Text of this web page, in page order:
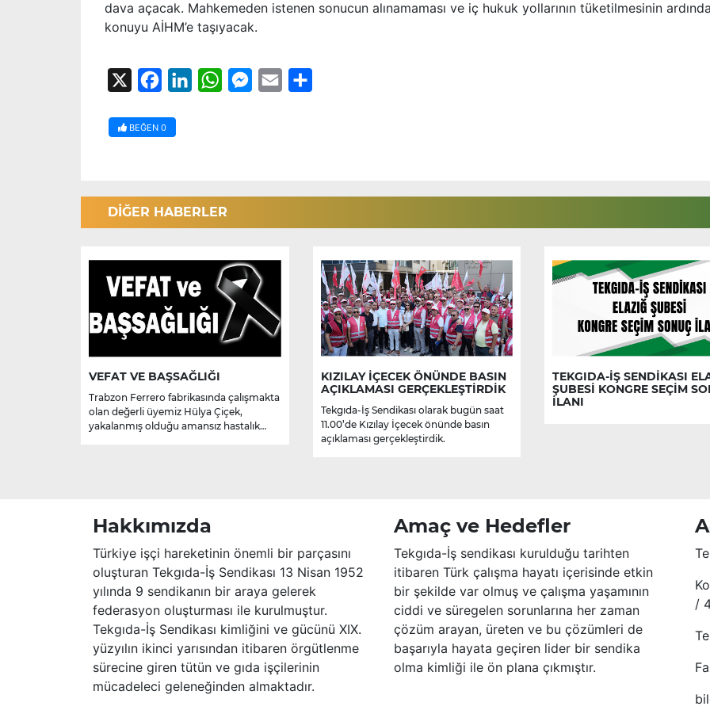
dava açacak. Mahkemeden istenen sonucun alınamaması ve iç hukuk yollarının tüketilmesinin
konuyu AİHM’e taşıyacak.
FacebookLinkedInWhatsAppMessenger
Email
BEĞEN 0
DİĞER HABERLER
VEFAT VE BAŞSAĞLIĞI
Trabzon Ferrero fabrikasında çalışmakta
olan değerli üyemiz Hülya Çiçek,
yakalanmış olduğu amansız hastalık
KIZILAY İÇECEK ÖNÜNDE BASIN
AÇIKLAMASI GERÇEKLEŞTİRDİK
Tekgıda-İş Sendikası olarak bugün saat
11.00’de Kızılay İçecek önünde basın
açıklaması gerçekleştirdik.
TEKGIDA-İŞ SENDİKASI
ŞUBESİ KONGRE SEÇİM
İLANI
Hakkımızda
Türkiye işçi hareketinin önemli bir parçasını
oluşturan Tekgıda-İş Sendikası 13 Nisan 1952
yılında 9 sendikanın bir araya gelerek
federasyon oluşturması ile kurulmuştur.
Tekgıda-İş Sendikası kimliğini ve gücünü XIX.
yüzyılın ikinci yarısından itibaren örgütlenme
sürecine giren tütün ve gıda işçilerinin
mücadeleci geleneğinden almaktadır.
Amaç ve Hedefler
Tekgıda-İş sendikası kurulduğu tarihten
itibaren Türk çalışma hayatı içerisinde etkin
bir şekilde var olmuş ve çalışma yaşamının
ciddi ve süregelen sorunlarına her zaman
çözüm arayan, üreten ve bu çözümleri de
başarıyla hayata geçiren lider bir sendika
olma kimliği ile ön plana çıkmıştır.
/